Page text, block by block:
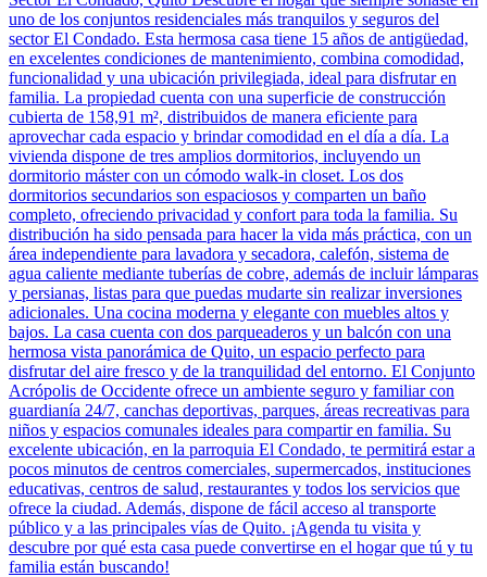
uno de los conjuntos residenciales más tranquilos y seguros del
sector El Condado. Esta hermosa casa tiene 15 años de antigüedad,
en excelentes condiciones de mantenimiento, combina comodidad,
funcionalidad y una ubicación privilegiada, ideal para disfrutar en
familia. La propiedad cuenta con una superficie de construcción
cubierta de 158,91 m², distribuidos de manera eficiente para
aprovechar cada espacio y brindar comodidad en el día a día. La
vivienda dispone de tres amplios dormitorios, incluyendo un
dormitorio máster con un cómodo walk-in closet. Los dos
dormitorios secundarios son espaciosos y comparten un baño
completo, ofreciendo privacidad y confort para toda la familia. Su
distribución ha sido pensada para hacer la vida más práctica, con un
área independiente para lavadora y secadora, calefón, sistema de
agua caliente mediante tuberías de cobre, además de incluir lámparas
y persianas, listas para que puedas mudarte sin realizar inversiones
adicionales. Una cocina moderna y elegante con muebles altos y
bajos. La casa cuenta con dos parqueaderos y un balcón con una
hermosa vista panorámica de Quito, un espacio perfecto para
disfrutar del aire fresco y de la tranquilidad del entorno. El Conjunto
Acrópolis de Occidente ofrece un ambiente seguro y familiar con
guardianía 24/7, canchas deportivas, parques, áreas recreativas para
niños y espacios comunales ideales para compartir en familia. Su
excelente ubicación, en la parroquia El Condado, te permitirá estar a
pocos minutos de centros comerciales, supermercados, instituciones
educativas, centros de salud, restaurantes y todos los servicios que
ofrece la ciudad. Además, dispone de fácil acceso al transporte
público y a las principales vías de Quito. ¡Agenda tu visita y
descubre por qué esta casa puede convertirse en el hogar que tú y tu
familia están buscando!